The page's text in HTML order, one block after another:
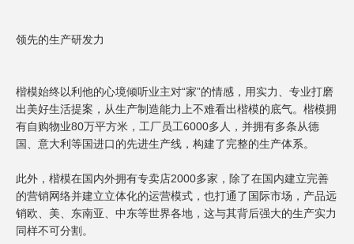
领先的生产研发力
楷模始终以利他的心境倾听业主对“家”的情感，用实力、专业打磨
出美好生活提案，从生产制造能力上不难看出楷模的底气。楷模拥
有自购物业80万平方米，工厂员工6000多人，并拥有多条从德
国、意大利等国进口的先进生产线，构建了完整的生产体系。
此外，楷模在国内外拥有专卖店2000多家，除了在国内建立完善
的营销网络并建立立体化的运营模式，也打通了国际市场，产品远
销欧、美、东南亚、中东等世界各地，这与其背后强大的生产实力
同样不可分割。